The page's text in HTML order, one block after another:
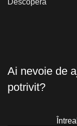
Ai nevoie de
potrivit?